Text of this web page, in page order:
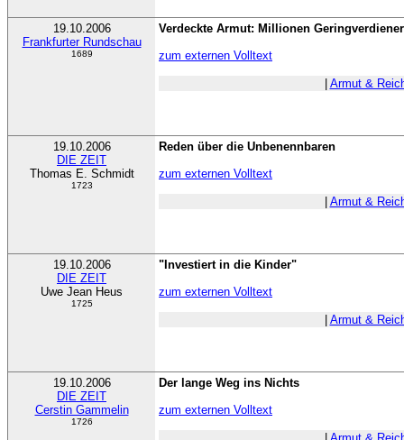
19.10.2006
Frankfurter Rundschau
1689
Verdeckte Armut: Millionen
zum externen Volltext
Armut &
19.10.2006
DIE ZEIT
Thomas E. Schmidt
1723
Reden über die Unbenennbaren
zum externen Volltext
Armut &
19.10.2006
DIE ZEIT
Uwe Jean Heus
1725
"Investiert in die Kinder"
zum externen Volltext
Armut &
19.10.2006
DIE ZEIT
Cerstin Gammelin
1726
Der lange Weg ins Nichts
zum externen Volltext